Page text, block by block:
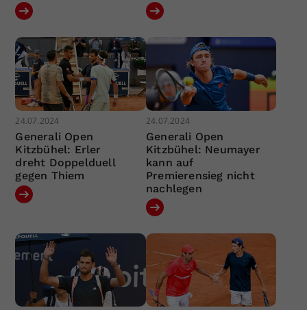
24.07.2024
Generali Open
Kitzbühel: Erler
dreht Doppelduell
gegen Thiem
24.07.2024
Generali Open
Kitzbühel: Neumayer
kann auf
Premierensieg nicht
nachlegen